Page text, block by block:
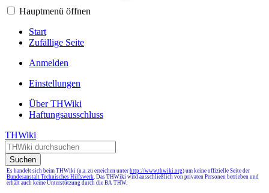
Hauptmenü öffnen
Start
Zufällige Seite
Anmelden
Einstellungen
Über THWiki
Haftungsausschluss
THWiki
Suchen
Es handelt sich beim THWiki (u.a. zu erreichen unter http://www.thwiki.org) um keine offizielle Seite der
Bundesanstalt Technisches Hilfswerk. Das THWiki wird ausschließlich von privaten Personen betrieben und
erhält auch keine Unterstützung durch die BA THW.